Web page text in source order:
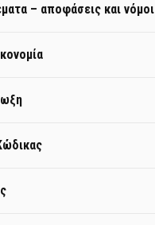
– αποφάσεις και νόμοι